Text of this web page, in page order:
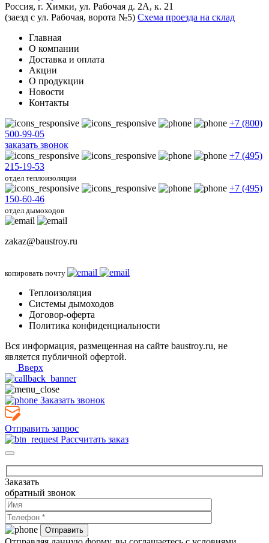
Россия, г. Химки, ул. Рабочая д. 2А, к. 21
(заезд с ул. Рабочая, ворота №5) Схема проезда на склад
Главная
О компании
Доставка и оплата
Акции
О продукции
Новости
Контакты
+7 (800)
500-99-05
заказать звонок
+7 (495)
215-19-53
отдел теплоизоляции
+7 (495)
150-60-46
отдел дымоходов
zakaz@baustroy.ru
копировать почту
Теплоизоляция
Системы дымоходов
Договор-оферта
Политика конфиденциальности
Вся информация, размещенная на сайте baustroy.ru, не
является публичной офертой.
Вверх
Заказать звонок
Отправить запрос
Рассчитать заказ
Заказать
обратный звонок